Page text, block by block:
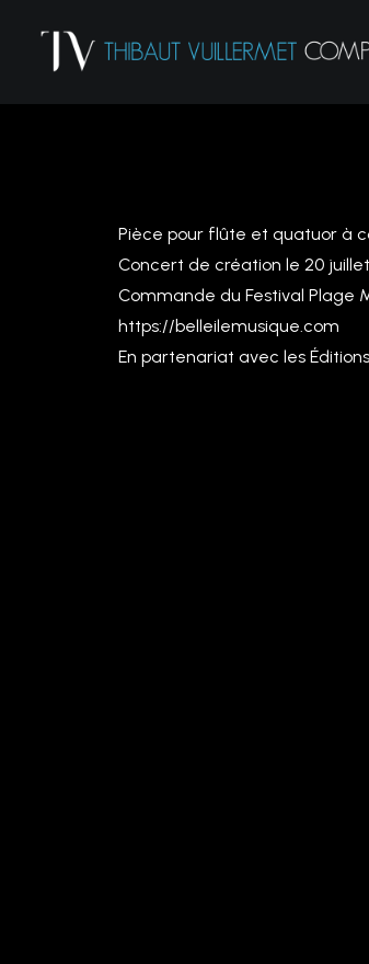
Pièce pour flûte et quatuor à
Concert de création le 20
Commande du Festival Plage
https://belleilemusique.com
En partenariat avec les